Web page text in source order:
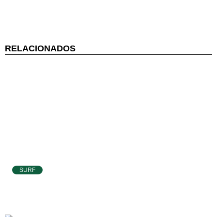
RELACIONADOS
SURF